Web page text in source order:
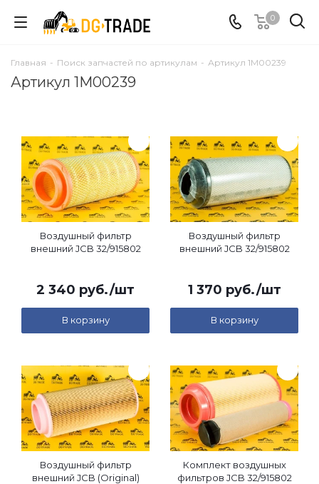
0
Главная - Поиск запчастей по артикулам - Артикул 1M00239
Артикул 1M00239
Воздушный фильтр
внешний JCB 32/915802
2 340 руб./шт
В корзину
Воздушный фильтр
внешний JCB 32/915802
1 370 руб./шт
В корзину
Воздушный фильтр
внешний JCB (Original)
Комплект воздушных
фильтров JCB 32/915802